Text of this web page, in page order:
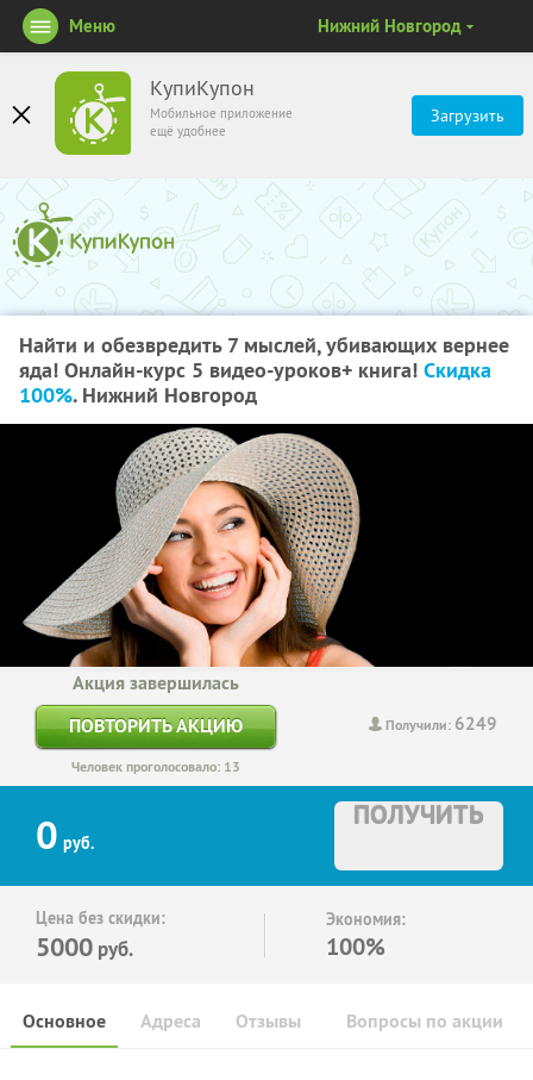
КупиКупон
Мобильное приложение
ещё удобнее
Загрузить
Меню Нижний Новгород
Найти и обезвредить 7 мыслей, убивающих вернее
яда! Онлайн-курс 5 видео-уроков+ книга! Скидка
100%. Нижний Новгород
Получили: 6249
Акция завершилась
ПОВТОРИТЬ АКЦИЮ
Человек проголосовало: 13
0 руб.
ПОЛУЧИТЬ
Цена без скидки:
5000 руб.
Экономия:
100%
Основное Отзывы Вопросы по акции
Адреса